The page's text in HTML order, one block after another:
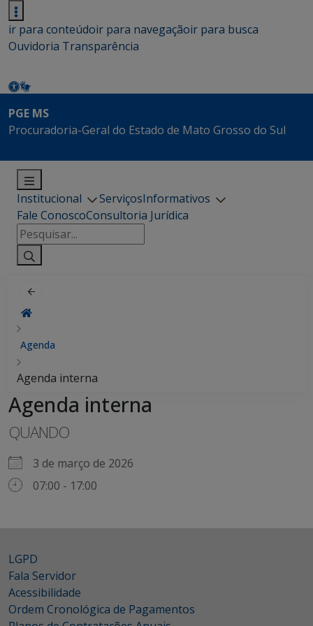
ir para conteúdoir para navegaçãoir para busca
Ouvidoria Transparência
PGE MS
Procuradoria-Geral do Estado de Mato Grosso do Sul
Institucional ServiçosInformativos
Fale ConoscoConsultoria Jurídica
Pesquisar
por:
Agenda
Agenda interna
Agenda interna
QUANDO
3 de março de 2026
07:00 - 17:00
LGPD
Fala Servidor
Acessibilidade
Ordem Cronológica de Pagamentos